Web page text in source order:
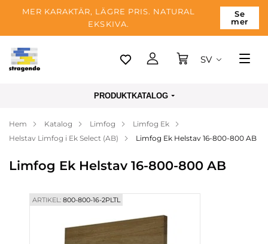
MER KARAKTÄR, LÄGRE PRIS. NATURAL
EKSKIVA.
Se
mer
Tallinn
Betalning
Blogg
Kontakter
SV
PRODUKTKATALOG
Hem Katalog Limfog
Limfog Ek
Helstav Limfog i Ek Select (AB)
Limfog Ek Helstav 16-800-800 AB
Limfog Ek Helstav 16-800-800 AB
ARTIKEL:800-800-16-2PLTL